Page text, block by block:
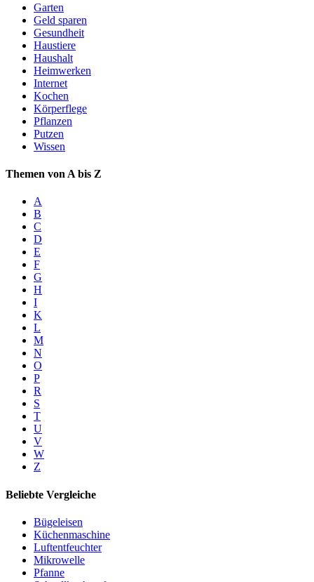
Garten
Geld sparen
Gesundheit
Haustiere
Haushalt
Heimwerken
Internet
Kochen
Körperflege
Pflanzen
Putzen
Wissen
Themen von A bis Z
A
B
C
D
E
F
G
H
I
K
L
M
N
O
P
R
S
T
U
V
W
Z
Beliebte Vergleiche
Bügeleisen
Küchenmaschine
Luftentfeuchter
Mikrowelle
Pfanne